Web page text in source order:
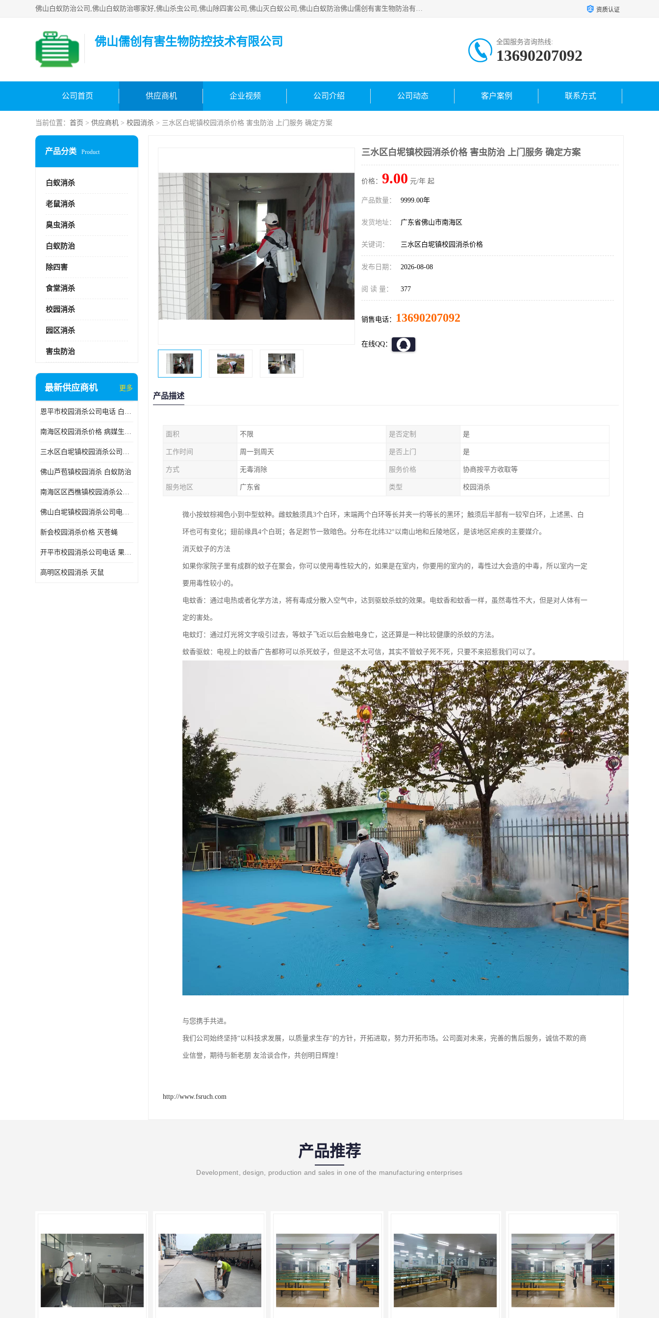
佛山白蚁防治公司,佛山白蚁防治哪家好,佛山杀虫公司,佛山除四害公司,佛山灭白蚁公司,佛山白蚁防治佛山儒创有害生物防治有限公司是一家佛山杀虫公司、佛山除四害公司、佛山灭白蚁公司、佛山白蚁防治公司，让您远离虫害困扰。要问佛山白蚁防治哪家好？佛山儒创有害生物防治有限公司全佛山、广州，正规公司，上门勘查，可靠，售后有保障。 资质认证
佛山儒创有害生物防控技术有限公司 全国服务咨询热线:
13690207092
公司首页 供应商机 企业视频 公司介绍 公司动态 客户案例 联系方式
当前位置： 首页 > 供应商机 > 校园消杀 > 三水区白坭镇校园消杀价格 害虫防治 上门服务 确定方案
产品分类 Product
白蚁消杀
老鼠消杀
臭虫消杀
白蚁防治
除四害
食堂消杀
校园消杀
园区消杀
害虫防治
最新供应商机 更多
恩平市校园消杀公司电话 白蚁工程
南海区校园消杀价格 病媒生物防治
三水区白坭镇校园消杀公司电话 消杀记录表
佛山芦苞镇校园消杀 白蚁防治
南海区区西樵镇校园消杀公司 害虫防治
佛山白坭镇校园消杀公司电话 除四害
新会校园消杀价格 灭苍蝇
开平市校园消杀公司电话 果蝇防治
高明区校园消杀 灭鼠
三水区白坭镇校园消杀价格 害虫防治 上门服务 确定方案
价格： 9.00 元/年 起
产品数量： 9999.00年
发货地址： 广东省佛山市南海区
关键词： 三水区白坭镇校园消杀价格
发布日期： 2026-08-08
阅 读 量： 377
销售电话： 13690207092
在线QQ：
产品描述
面积 不限 是否定制 是
工作时间 周一到周天 是否上门 是
方式 无毒消除 服务价格 协商按平方收取等
服务地区 广东省 类型 校园消杀
微小按蚊棕褐色小到中型蚊种。雌蚊触须具3个白环，末端两个白环等长并夹一约等长的黑环；触须后半部有一较窄白环，上述黑、白
环也可有变化；翅前缘具4个白斑；各足跗节一致暗色。分布在北纬32°以南山地和丘陵地区，是该地区疟疾的主要媒介。
消灭蚊子的方法
如果你家院子里有成群的蚊子在聚会，你可以使用毒性较大的，如果是在室内，你要用的室内的，毒性过大会造的中毒，所以室内一定
要用毒性较小的。
电蚊香：通过电热或者化学方法，将有毒成分散入空气中，达到驱蚊杀蚊的效果。电蚊香和蚊香一样，虽然毒性不大，但是对人体有一
定的害处。
电蚊灯：通过灯光将文字吸引过去，等蚊子飞近以后会触电身亡，这还算是一种比较健康的杀蚊的方法。
蚊香驱蚊：电视上的蚊香广告都称可以杀死蚊子，但是这不太可信，其实不管蚊子死不死，只要不来招惹我们可以了。
与您携手共进。
我们公司始终坚持“以科技求发展，以质量求生存”的方针，开拓进取，努力开拓市场。公司面对未来，完善的售后服务，诚信不欺的商
业信誉，期待与新老朋 友洽谈合作，共创明日辉煌！
http://www.fsruch.com
产品推荐
Development, design, production and sales in one of the manufacturing enterprises